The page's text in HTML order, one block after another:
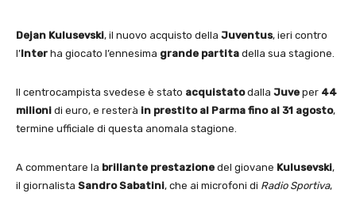
Dejan Kulusevski, il nuovo acquisto della Juventus, ieri contro
l’Inter ha giocato l’ennesima grande partita della sua stagione.
Il centrocampista svedese è stato acquistatodalla Juve per 44
milioni di euro, e resterà in prestito al Parma fino al 31 agosto,
termine ufficiale di questa anomala stagione.
A commentare la brillante prestazione del giovane Kulusevski,
il giornalista Sandro Sabatini, che ai microfoni di Radio Sportiva,